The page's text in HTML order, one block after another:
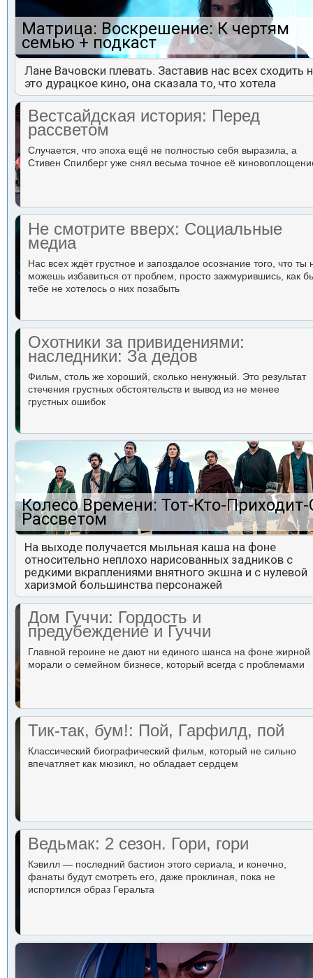
Матрица: Воскрешение: К чертям
семью + подкаст
Лане Вачовски плевать. Заставив нас всех сходить
это дурацкое кино, она сказала то, что хотела
Вестсайдская история: Перед
рассветом
Случается, что эпоха ещё не полностью себя выразила, а
Стивен Спилберг уже снял весьма точное её
Не смотрите вверх: Социальные
медиа
Нас всех ждёт грустное и запоздалое осознание того, что ты
можешь избавиться от проблем, просто зажмурившись, как
тебе не хотелось о них позабыть
Охотники за привидениями:
наследники: За дедов
Фильм, столь же хороший, сколько ненужный. Это результат
стечения грустных обстоятельств и вывод из не менее
грустных ошибок
Колесо Времени: Тот-Кто-
Рассветом
На выходе получается мыльная каша на фоне
относительно неплохо нарисованных задников с
редкими вкраплениями внятного экшна и с нулевой
харизмой большинства персонажей
Дом Гуччи: Гордость и
предубеждение и Гуччи
Главной героине не дают ни единого шанса на фоне жирной
морали о семейном бизнесе, который всегда с проблемами
Тик-так, бум!: Пой, Гарфилд, пой
Классический биографический фильм, который не сильно
впечатляет как мюзикл, но обладает сердцем
Ведьмак: 2 сезон. Гори, гори
Кэвилл — последний бастион этого сериала, и конечно,
фанаты будут смотреть его, даже проклиная, пока не
испортился образ Геральта